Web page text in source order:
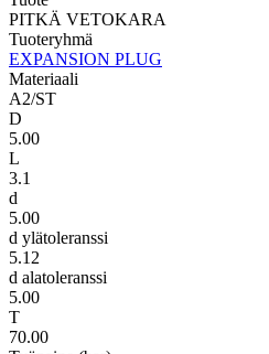
PITKÄ VETOKARA
Tuoteryhmä
EXPANSION PLUG
Materiaali
A2/ST
D
5.00
L
3.1
d
5.00
d ylätoleranssi
5.12
d alatoleranssi
5.00
T
70.00